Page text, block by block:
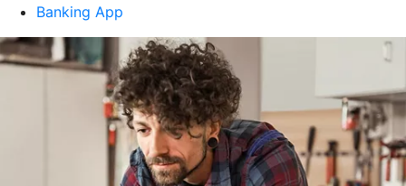
Banking App